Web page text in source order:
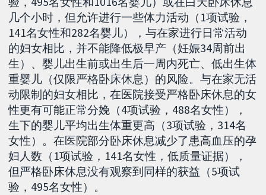
几个小时，但允许进行一些体力活动（1项试验，
141名女性和282名婴儿），与在家进行日常活动
的妇女相比，并不能降低极早产（妊娠34周前出
生）、婴儿出生前或出生后一周内死亡、低出生体
重婴儿（仅限严格卧床休息）的风险。与在家无活
动限制的妇女相比，在医院接受严格卧床休息的女
性更有可能正常分娩（4项试验，488名女性），
生下的婴儿平均出生体重更高（3项试验，314名
女性）。在医院部分卧床休息减少了患高血压的孕
妇人数（1项试验，141名女性，低质量证据），
但严格卧床休息没有观察到同样的获益（5项试
验，495名女性）。